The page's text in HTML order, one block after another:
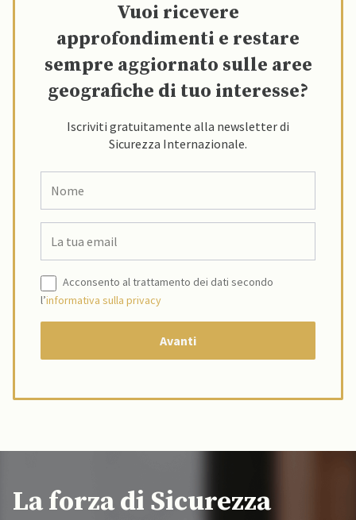
Vuoi ricevere
approfondimenti e restare
sempre aggiornato sulle aree
geografiche di tuo interesse?
Iscriviti gratuitamente alla newsletter di
Sicurezza Internazionale.
Acconsento al trattamento dei dati secondo
l’informativa sulla privacy
La forza di Sicurezza